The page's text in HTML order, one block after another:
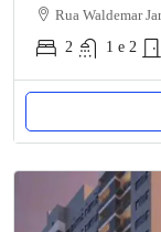
Rua Waldemar
2
1 e 2